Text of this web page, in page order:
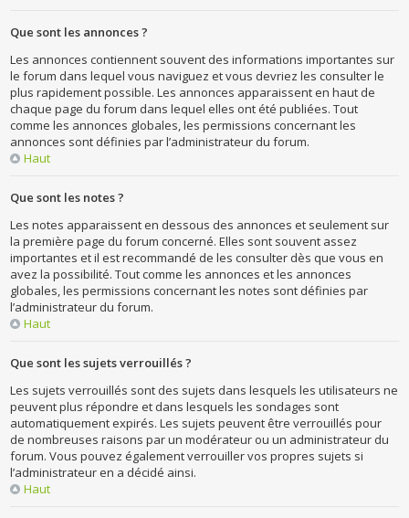
Que sont les annonces ?
Les annonces contiennent souvent des informations importantes sur
le forum dans lequel vous naviguez et vous devriez les consulter le
plus rapidement possible. Les annonces apparaissent en haut de
chaque page du forum dans lequel elles ont été publiées. Tout
comme les annonces globales, les permissions concernant les
annonces sont définies par l’administrateur du forum.
Haut
Que sont les notes ?
Les notes apparaissent en dessous des annonces et seulement sur
la première page du forum concerné. Elles sont souvent assez
importantes et il est recommandé de les consulter dès que vous en
avez la possibilité. Tout comme les annonces et les annonces
globales, les permissions concernant les notes sont définies par
l’administrateur du forum.
Haut
Que sont les sujets verrouillés ?
Les sujets verrouillés sont des sujets dans lesquels les utilisateurs ne
peuvent plus répondre et dans lesquels les sondages sont
automatiquement expirés. Les sujets peuvent être verrouillés pour
de nombreuses raisons par un modérateur ou un administrateur du
forum. Vous pouvez également verrouiller vos propres sujets si
l’administrateur en a décidé ainsi.
Haut